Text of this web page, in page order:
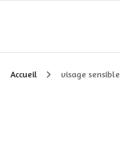
Accueil visage sensible